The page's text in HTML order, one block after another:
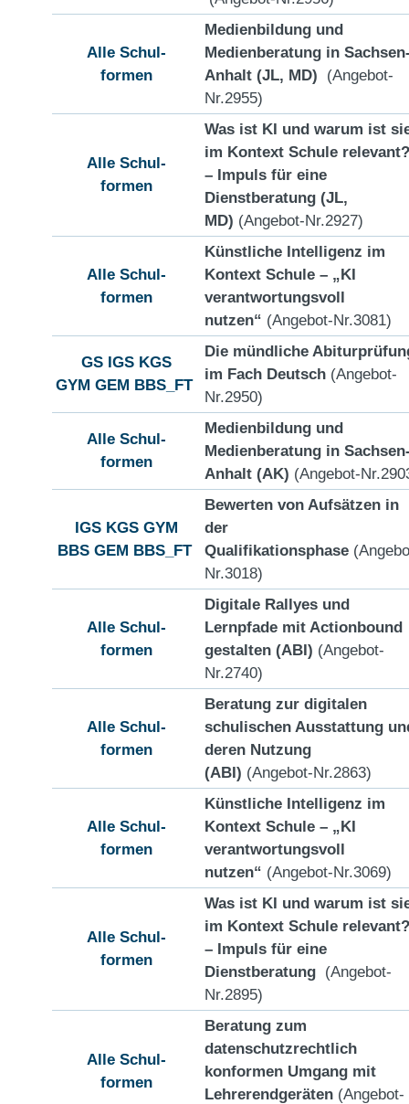
Alle Schul-
formen
Medienbildung und
Medienberatung in
Anhalt (JL, MD) (Angebot-
Nr.2955)
Alle Schul-
formen
Was ist KI und warum ist
im Kontext Schule relevant?
– Impuls für eine
Dienstberatung (JL,
MD) (Angebot-Nr.2927)
Alle Schul-
formen
Künstliche Intelligenz im
Kontext Schule – „KI
verantwortungsvoll
nutzen“ (Angebot-Nr.3081)
GS IGS KGS
GYM GEM BBS_FT
Die mündliche
im Fach Deutsch (Angebot-
Nr.2950)
Alle Schul-
formen
Medienbildung und
Medienberatung in
Anhalt (AK) (Angebot-
IGS KGS GYM
BBS GEM BBS_FT
Bewerten von Aufsätzen in
der
Qualifikationsphase
Nr.3018)
Alle Schul-
formen
Digitale Rallyes und
Lernpfade mit Actionbound
gestalten (ABI) (Angebot-
Nr.2740)
Alle Schul-
formen
Beratung zur digitalen
schulischen Ausstattung
deren Nutzung
(ABI) (Angebot-Nr.2863)
Alle Schul-
formen
Künstliche Intelligenz im
Kontext Schule – „KI
verantwortungsvoll
nutzen“ (Angebot-Nr.3069)
Alle Schul-
formen
Was ist KI und warum ist
im Kontext Schule relevant?
– Impuls für eine
Dienstberatung (Angebot-
Nr.2895)
Alle Schul-
formen
Beratung zum
datenschutzrechtlich
konformen Umgang mit
Lehrerendgeräten (Angebot-